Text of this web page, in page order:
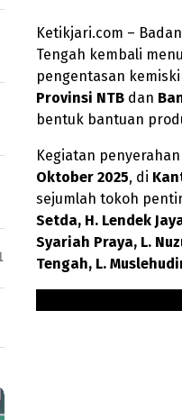
Ketikjari.com –
Tengah kembali
pengentasan
Provinsi NTB dan
bentuk bantuan
Kegiatan
Oktober 2025, di
sejumlah tokoh
Setda, H. Lendek
Syariah Praya, L.
Tengah, L.